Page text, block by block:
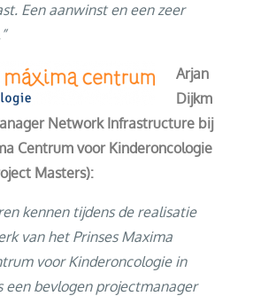
Een aanwinst en een zeer
Arjan
Dijkm
Network Infrastructure bij
Centrum voor Kinderoncologie
Masters):
kennen tijdens de realisatie
van het Prinses Maxima
voor Kinderoncologie in
een bevlogen projectmanager